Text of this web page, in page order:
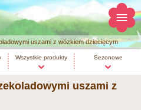
uszami z wózkiem dziecięcym
Wszystkie produkty Sezonowe
uszami z